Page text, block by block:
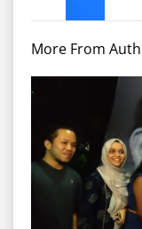
More From